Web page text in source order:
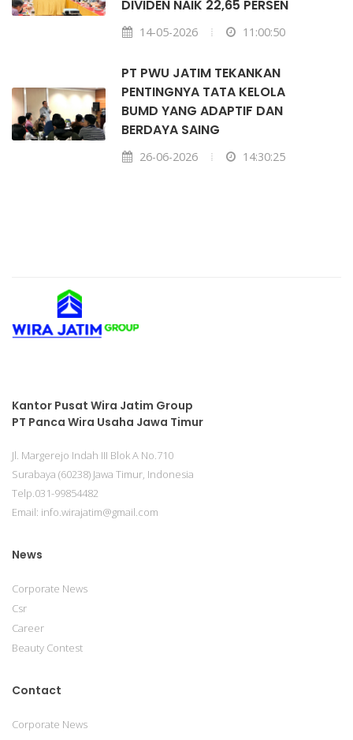
DIVIDEN NAIK 22,65 PERSEN
14-05-2026 11:00:50
PT PWU JATIM TEKANKAN
PENTINGNYA TATA KELOLA
BUMD YANG ADAPTIF DAN
BERDAYA SAING
26-06-2026 14:30:25
Kantor Pusat Wira Jatim Group
PT Panca Wira Usaha Jawa Timur
Jl. Margerejo Indah III Blok A No.710
Surabaya (60238) Jawa Timur, Indonesia
Telp.031-99854482
Email: info.wirajatim@gmail.com
News
Corporate News
Csr
Career
Beauty Contest
Contact
Corporate News